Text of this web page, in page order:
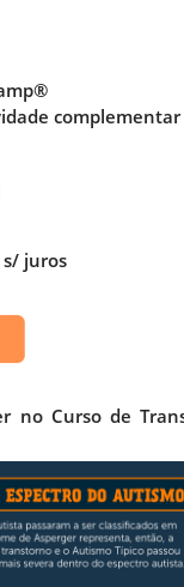
complementar
s/ juros
no Curso de